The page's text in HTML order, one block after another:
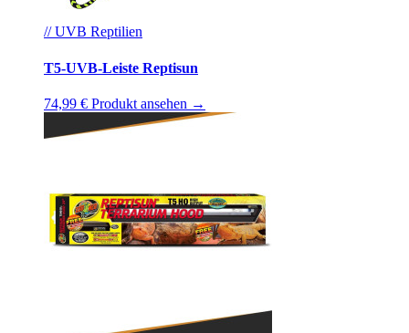
// UVB Reptilien
T5-UVB-Leiste Reptisun
74,99 € Produkt ansehen →